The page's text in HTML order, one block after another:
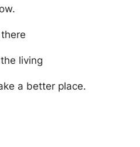
living
a better place.